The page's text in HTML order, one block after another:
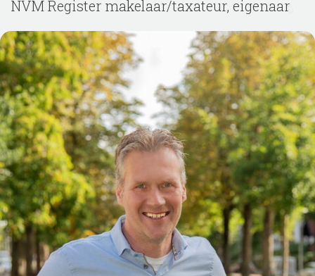
NVM Register makelaar/taxateur, eigenaar